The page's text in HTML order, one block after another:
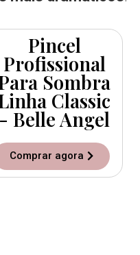
Pincel
Profissional
Sombra
Classic
- Belle Angel
Comprar agora